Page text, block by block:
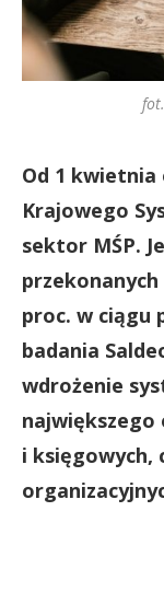
Od 1
Krajowego
sektor MŚP.
przekonanych
proc. w ciągu
badania
wdrożenie
największego
i księgowych,